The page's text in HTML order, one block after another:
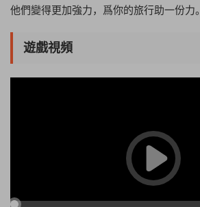
他們變得更加強力，爲你的旅行助一份力。
遊戲視頻